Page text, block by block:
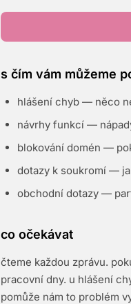
s čím vám můžeme
hlášení chyb — něco
návrhy funkcí —
blokování domén —
dotazy k soukromí —
obchodní dotazy —
co očekávat
čteme každou zprávu.
pracovní dny. u hlášení
pomůže nám to problém